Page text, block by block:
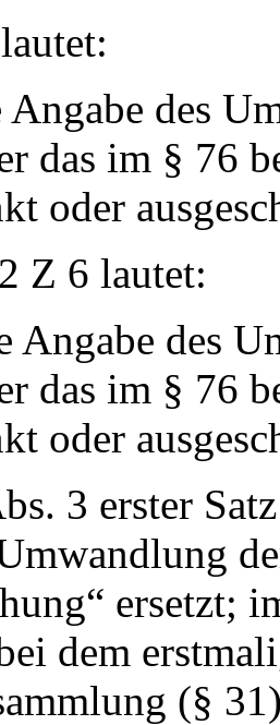
des
das im § 76
oder
Z 6 lautet:
des
das im § 76
oder
3 erster
ersetzt;
dem
(§